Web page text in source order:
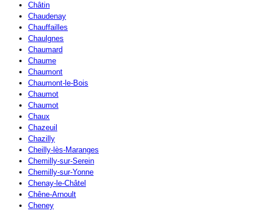
Châtin
Chaudenay
Chauffailles
Chaulgnes
Chaumard
Chaume
Chaumont
Chaumont-le-Bois
Chaumot
Chaumot
Chaux
Chazeuil
Chazilly
Cheilly-lès-Maranges
Chemilly-sur-Serein
Chemilly-sur-Yonne
Chenay-le-Châtel
Chêne-Arnoult
Cheney